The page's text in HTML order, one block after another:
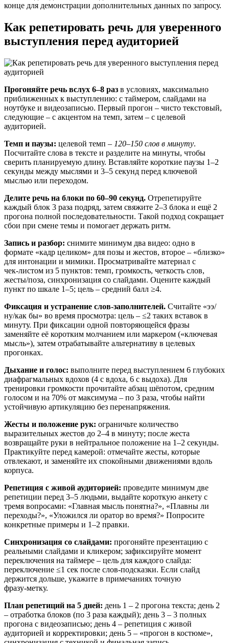
конце для демонстрации дополнительных данных по запросу.
Как репетировать речь для уверенного
выступления перед аудиторией
Прогоняйте речь вслух 6–8 раз в условиях, максимально
приближенных к выступлению: с таймером, слайдами на
ноутбуке и видеозаписью. Первый прогон – чисто текстовый,
следующие – с акцентом на темп, затем – с целевой
аудиторией.
Темп и паузы: целевой темп – 120–150 слов в минуту.
Посчитайте слова в тексте и разделите на минуты, чтобы
сверить планируемую длину. Вставляйте короткие паузы 1–2
секунды между мыслями и 3–5 секунд перед ключевой
мыслью или переходом.
Делите речь на блоки по 60–90 секунд. Отрепетируйте
каждый блок 3 раза подряд, затем свяжите 2–3 блока и ещё 2
прогона полной последовательности. Такой подход сокращает
сбои при смене темы и помогает держать ритм.
Запись и разбор: снимите минимум два видео: одно в
формате «кадр целиком» для позы и жестов, второе – «близко»
для интонации и мимики. Просматривайте материал с
чек‑листом из 5 пунктов: темп, громкость, четкость слов,
жесты/поза, синхронизация со слайдами. Оцените каждый
пункт по шкале 1–5; цель – средний балл ≥4.
Фиксация и устранение слов‑заполнителей. Считайте «ээ/
ну/как бы» во время просмотра: цель – ≤2 таких вставок в
минуту. При фиксации одной повторяющейся фразы
заменяйте её коротким молчанием или маркером («ключевая
мысль»), затем отрабатывайте альтернативу в целевых
прогонках.
Дыхание и голос: выполните перед выступлением 6 глубоких
диафрагмальных вдохов (4 с вдоха, 6 с выдоха). Для
тренировки громкости прочитайте абзац шёпотом, средним
голосом и на 70% от максимума – по 3 раза, чтобы найти
устойчивую артикуляцию без перенапряжения.
Жесты и положение рук: ограничьте количество
выразительных жестов до 2–4 в минуту; после жеста
возвращайте руки в нейтральное положение на 1–2 секунды.
Практикуйте перед камерой: отмечайте жесты, которые
отвлекают, и заменяйте их спокойными движениями вдоль
корпуса.
Репетиция с живой аудиторией: проведите минимум две
репетиции перед 3–5 людьми, выдайте короткую анкету с
тремя вопросами: «Главная мысль понятна?», «Плавны ли
переходы?», «Уложился ли оратор во время?» Попросите
конкретные примеры и 1–2 правки.
Синхронизация со слайдами: прогоняйте презентацию с
реальными слайдами и кликером; зафиксируйте момент
переключения на таймере – цель для каждого слайда:
переключение ≤1 сек после слов‑подсказки. Если слайд
держится дольше, укажите в примечаниях точную
фразу‑метку.
План репетиций на 5 дней: день 1 – 2 прогонa текста; день 2
– отработка блоков (по 3 раза каждый); день 3 – 3 полных
прогона с видеозаписью; день 4 – репетиция с живой
аудиторией и корректировки; день 5 – «прогон в костюме»,